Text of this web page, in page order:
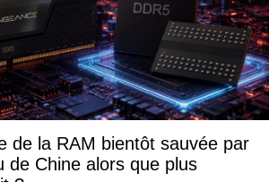
de la RAM bientôt sauvée par
de Chine alors que plus